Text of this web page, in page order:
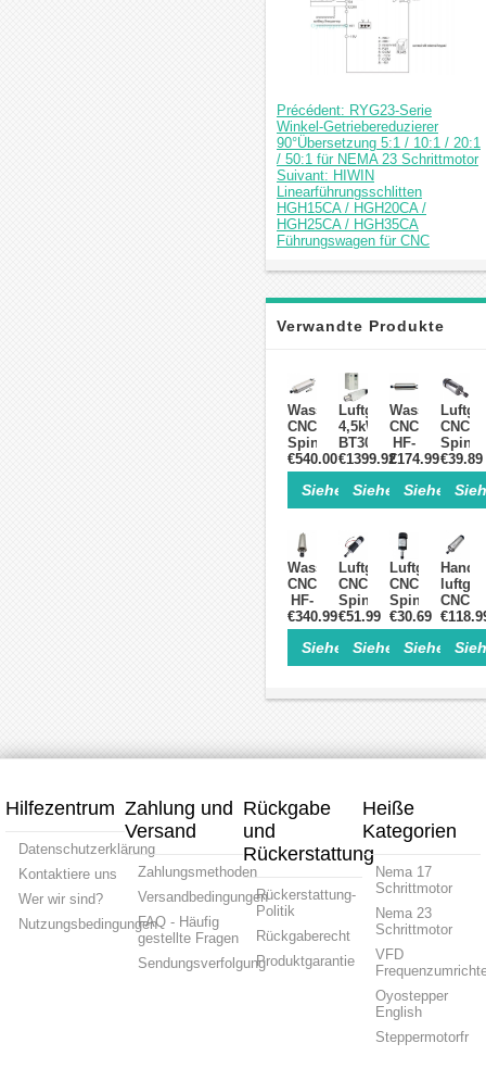
Précédent: RYG23-Serie
Winkel-Getriebereduzierer
90°Übersetzung 5:1 / 10:1 / 20:1
/ 50:1 für NEMA 23 Schrittmotor
Suivant: HIWIN
Linearführungsschlitten
HGH15CA / HGH20CA /
HGH25CA / HGH35CA
Führungswagen für CNC
Verwandte Produkte
Wassergekühlter
CNC-
Spindelmotor
5,5 KW,
220 V/380 V,
24 000 U/min,
ER25-
€540.00
Siehe Einzelheiten>
Luftgekühltes
4,5kW
BT30
ATC
Motorspindel
Set
mit
Frequenzumrichter
€1399.92
Siehe
CNC
HF-
Spindel
2,2kW
Ø80mm
ER20
24000U/min
8A
€174.99
Siehe
CNC
300W
48VDC
ER11/
für
und
€39.89
Wassergekühlte
CNC
HF-
Spindel
3kW
Ø100mm
ER20
24000U/min
€340.99
Siehe Einzelheiten>
Luftgekühltes
CNC
Spindelmotor
Set
500W
ER11
12000U/min
für
€51.99
Siehe
Luftgekühlter
CNC
Spindelmotor
200W
12–
24VDC
Ø52×150mm
10000U/min
€30.69
Siehe
Handi
CNC
800W
ER11
Hilfezentrum
Datenschutzerklärung
Kontaktiere uns
Wer wir sind?
Nutzungsbedingungen
Zahlung und
Versand
Zahlungsmethoden
Versandbedingungen
FAQ - Häufig
gestellte Fragen
Sendungsverfolgung
Rückgabe
und
Rückerstattung
Rückerstattung-
Politik
Rückgaberecht
Produktgarantie
Heiße
Kategorien
Nema 17
Schrittmotor
Nema 23
Schrittmotor
VFD
Oyostepper
English
Steppermotorfr